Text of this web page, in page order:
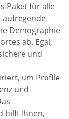
Paket für alle
aufregende
Demographie
ab. Egal,
und
um Profile
und
hilft Ihnen,